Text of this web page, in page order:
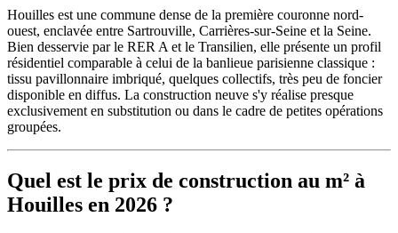
Houilles est une commune dense de la première couronne nord-
ouest, enclavée entre Sartrouville, Carrières-sur-Seine et la Seine.
Bien desservie par le RER A et le Transilien, elle présente un profil
résidentiel comparable à celui de la banlieue parisienne classique :
tissu pavillonnaire imbriqué, quelques collectifs, très peu de foncier
disponible en diffus. La construction neuve s'y réalise presque
exclusivement en substitution ou dans le cadre de petites opérations
groupées.
Quel est le prix de construction au m² à
Houilles en 2026 ?